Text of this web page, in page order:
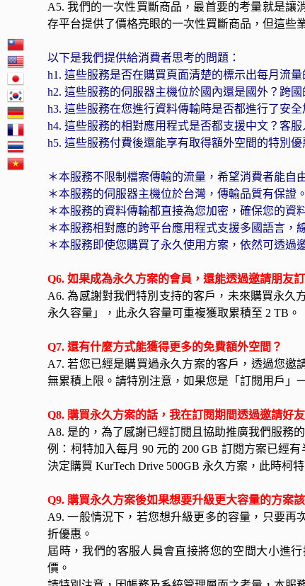
A5. 我們的一次性買斷商品，最首要的考量就是
存平台提供了價格亮眼的一次性買斷商品，但這些
以下是我們提供給消費者思考的問題：
h1. 這些服務是否在購買頁面清楚的標示出每月流
h2. 這些服務的伺服器主機位於國內還是國外？跨
h3. 這些服務在您進行資料傳輸時是否都進行了安
h4. 這些服務的相對應用程式是否都支援中文？客
h5. 這些服務付費後還能享有取得額外空間的特別優
＊本服務不限制檔案傳輸的流量，希望消費者能自
＊本服務的伺服器主機位於台灣，傳輸品質有保證。
＊本服務的資料傳輸都直接為您加密，確保您的資
＊本服務相對應的跨平台應用程式支援多國語言，
＊本服務即使您購買了永久使用方案，依然可透過
Q6. 如果成為永久方案的會員，還能透過邀請朋友
A6. 為感謝對我們特別支持的客戶，未來購買永久
永久容量」，此永久容量可重複獲取累積至 2 TB。
Q7. 還有什麼方式能獲得更多的免費額外空間？
A7. 若您已經是購買過永久方案的客戶，透過您邀
無累積上限。請特別注意，如果您是「訂閱用戶」
Q8. 購買永久方案的話，我在訂閱期間透過邀請好
A8. 是的，為了感謝已經訂閱且協助推廣我們服務
例：柯特加入每月 90 元的 200 GB 訂閱方案已經
決定購買 KurTech Drive 500GB 永久方案，此時柯
Q9. 購買永久方案後如果想要升級更大容量的方案
A9. 一般情況下，若您想升級更多的容量，只要
折優惠。
屆時，我們的客服人員會直接將您的空間大小進行
價。